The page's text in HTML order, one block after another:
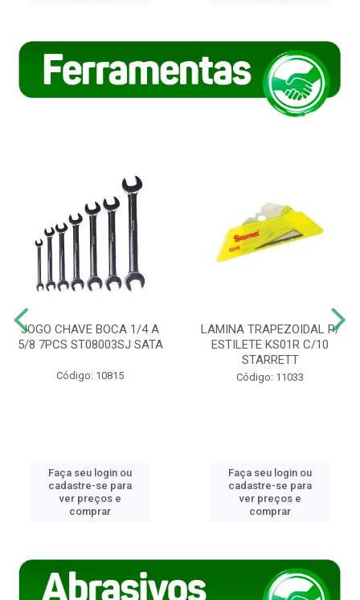
JOGO CHAVE BOCA 1/4 A
5/8 7PCS ST08003SJ SATA
Código: 10815
Faça seu login ou
cadastre-se para
ver preços e
comprar
LAMINA TRAPEZOIDAL P/
ESTILETE KS01R C/10
STARRETT
Código: 11033
Faça seu login ou
cadastre-se para
ver preços e
comprar